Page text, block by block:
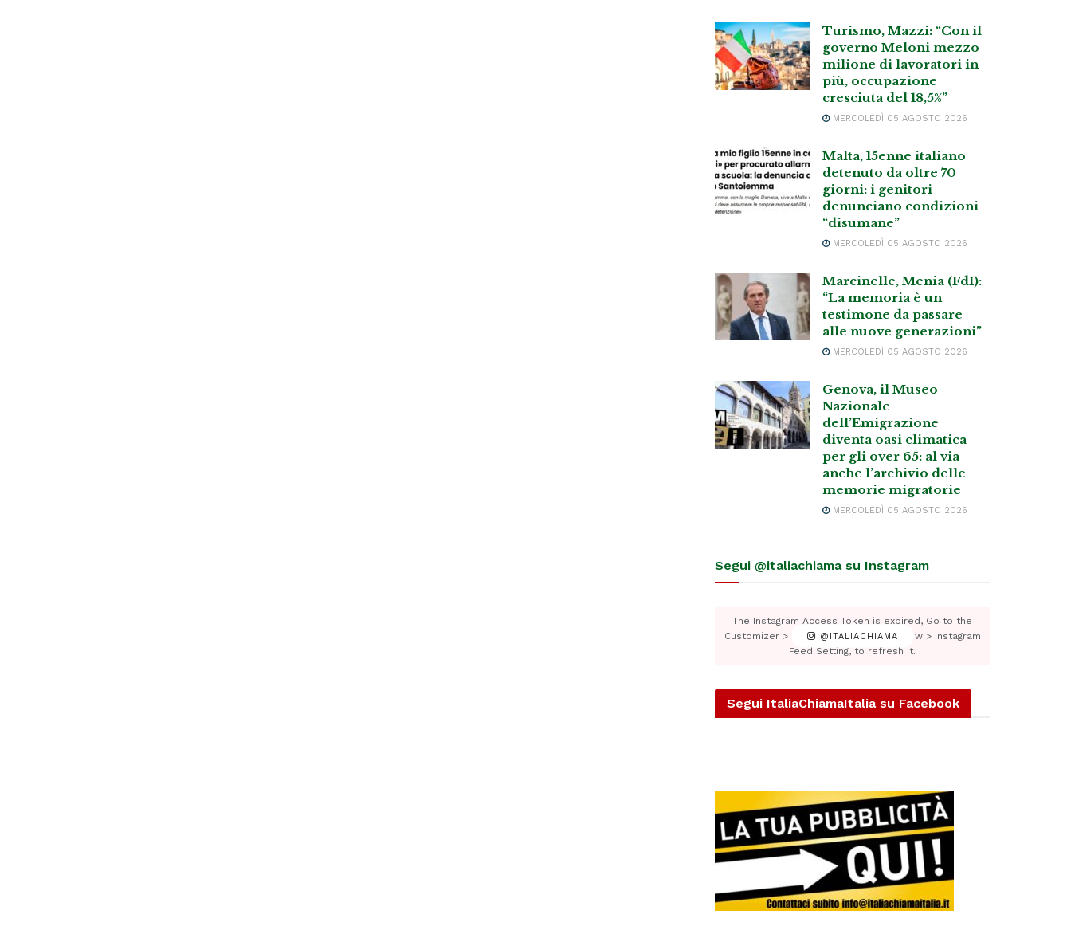
Turismo, Mazzi: “Con il
governo Meloni mezzo
milione di lavoratori in
più, occupazione
cresciuta del 18,5%”
MERCOLEDÌ 05 AGOSTO 2026
Malta, 15enne italiano
detenuto da oltre 70
giorni: i genitori
denunciano condizioni
“disumane”
MERCOLEDÌ 05 AGOSTO 2026
Marcinelle, Menia (FdI):
“La memoria è un
testimone da passare
alle nuove generazioni”
MERCOLEDÌ 05 AGOSTO 2026
Genova, il Museo
Nazionale
dell’Emigrazione
diventa oasi climatica
per gli over 65: al via
anche l’archivio delle
memorie migratorie
MERCOLEDÌ 05 AGOSTO 2026
Segui @italiachiama su Instagram
@ITALIACHIAMA
The Instagram Access Token is expired, Go to the
Customizer > JNews : Social, Like & View > Instagram
Feed Setting, to refresh it.
Segui ItaliaChiamaItalia su Facebook